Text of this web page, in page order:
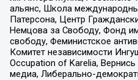
альянс, Школа
Патерсона, Центр
Немцова за Свободу, Фонд
свободу, Феминистское
Комитет независимости
Occupation of Karelia,
медиа, Либерально-